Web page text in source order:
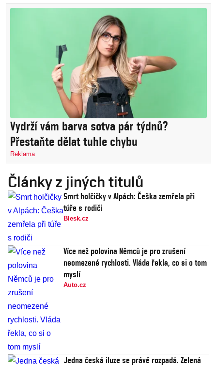
Vydrží vám barva sotva pár týdnů?
Přestaňte dělat tuhle chybu
Reklama
Články z jiných titulů
Smrt holčičky v Alpách: Češka zemřela při
túře s rodiči
Blesk.cz
Více než polovina Němců je pro zrušení
neomezené rychlosti. Vláda řekla, co si o tom
myslí
Auto.cz
Jedna česká iluze se právě rozpadá. Zelená